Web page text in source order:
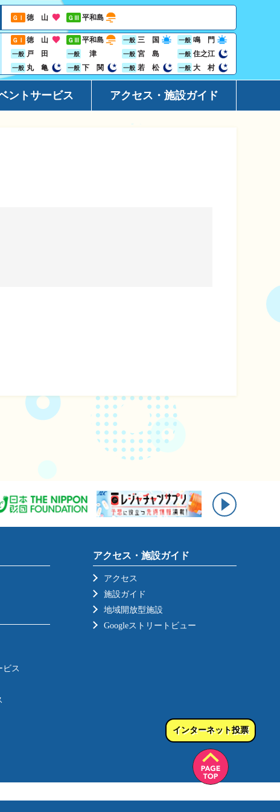
ＧⅠ 徳 山 ＧⅢ 平和島
ＧⅠ 徳 山 ＧⅢ 平和島 一般 三 国 一般 鳴 門
一般 戸 田 一般 津 一般 宮 島 一般 住之江
一般 丸 亀 一般 下 関 一般 若 松 一般 大 村
ントサービス アクセス・施設ガイド
ビス
アクセス・施設ガイド
アクセス
施設ガイド
地域開放型施設
Googleストリートビュー
インターネット投票